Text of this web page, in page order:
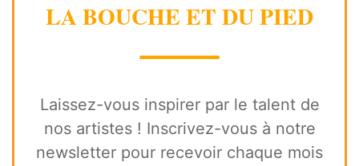
LA BOUCHE ET DU PIED
⸻
Laissez-vous inspirer par le talent de
nos artistes ! Inscrivez-vous à notre
newsletter pour recevoir chaque mois